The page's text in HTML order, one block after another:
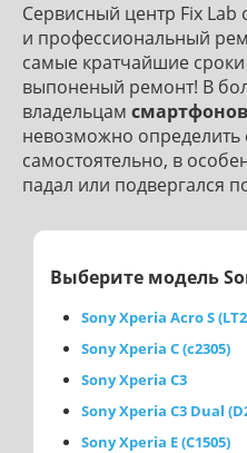
Сервисный центр Fix Lab
и профессиональный
самые кратчайшие сроки
выпоненый ремонт! В
владельцам
невозможно определить
самостоятельно, в
падал или подвергался
Выберите модель
Sony Xperia Acro S
Sony Xperia C (c2305)
Sony Xperia C3
Sony Xperia C3 Dual
Sony Xperia E (C1505)